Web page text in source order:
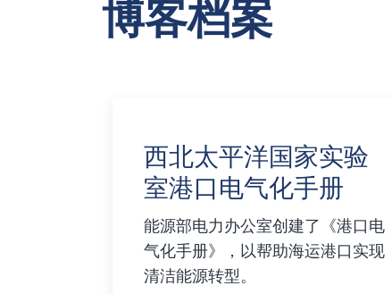
博客档案
西北太平洋国家实验
室港口电气化手册
能源部电力办公室创建了《港口电
气化手册》，以帮助海运港口实现
清洁能源转型。